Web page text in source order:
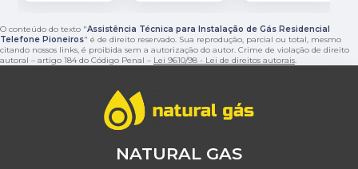
O conteúdo do texto "Assistência Técnica para Instalação de Gás Residencial
Telefone Pioneiros" é de direito reservado. Sua reprodução, parcial ou total, mesmo
citando nossos links, é proibida sem a autorização do autor. Crime de violação de direito
autoral – artigo 184 do Código Penal – Lei 9610/98 - Lei de direitos autorais.
NATURAL GAS